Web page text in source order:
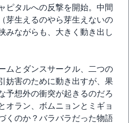
ピタルへの反撃を開始。中間
芽生えるのやら芽生えないの
みながらも、大きく動き出し
ムとダンスサークル、二つの
妨害のために動き出すが、果
予想外の衝突が起きるのだろ
オラン、ボムニョンとミギョ
くのか？バラバラだった物語